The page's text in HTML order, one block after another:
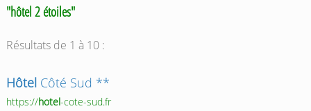
"hôtel 2 étoiles"
Résultats de 1 à 10 :
Hôtel Côté Sud **
https://hotel-cote-sud.fr